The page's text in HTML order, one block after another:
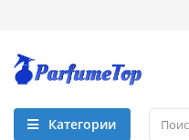
Категории